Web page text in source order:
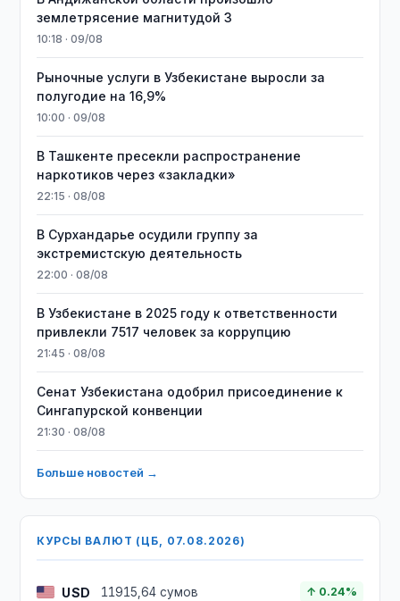
землетрясение магнитудой 3
10:18 · 09/08
Рыночные услуги в Узбекистане выросли за
полугодие на 16,9%
10:00 · 09/08
В Ташкенте пресекли распространение
наркотиков через «закладки»
22:15 · 08/08
В Сурхандарье осудили группу за
экстремистскую деятельность
22:00 · 08/08
В Узбекистане в 2025 году к ответственности
привлекли 7517 человек за коррупцию
21:45 · 08/08
Сенат Узбекистана одобрил присоединение к
Сингапурской конвенции
21:30 · 08/08
Больше новостей →
КУРСЫ ВАЛЮТ (ЦБ, 07.08.2026)
USD 11915,64 сумов ↑ 0.24%